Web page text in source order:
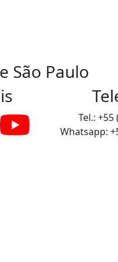
São Paulo
Tel.: +55
Whatsapp: